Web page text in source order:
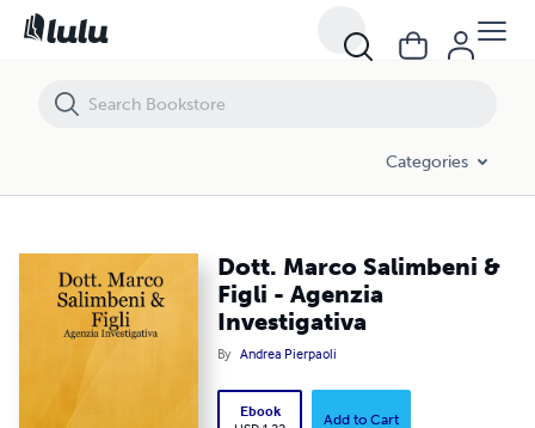
Categories
Dott. Marco Salimbeni &
Figli - Agenzia
Investigativa
By Andrea Pierpaoli
Ebook
Add to Cart
Dott. Marco Salimbeni & Figli - Agenzia Investigativa